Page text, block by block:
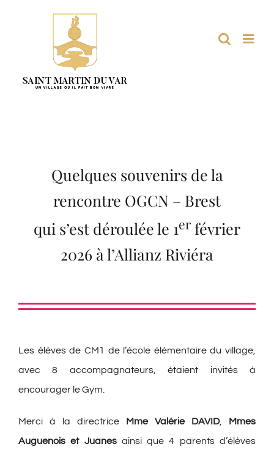
Quelques souvenirs de la
rencontre OGCN – Brest
qui s’est déroulée le 1er février
2026 à l’Allianz Riviéra
Les élèves de CM1 de l’école élémentaire du village,
avec 8 accompagnateurs, étaient invités à
encourager le Gym.
Merci à la directrice Mme Valérie DAVID, Mmes
Auguenois et Juanesainsi que 4 parents d’élèves